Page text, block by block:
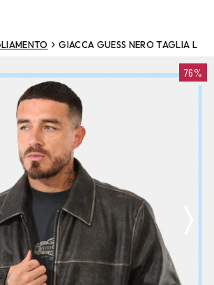
GIACCA GUESS NERO TAGLIA L
76%